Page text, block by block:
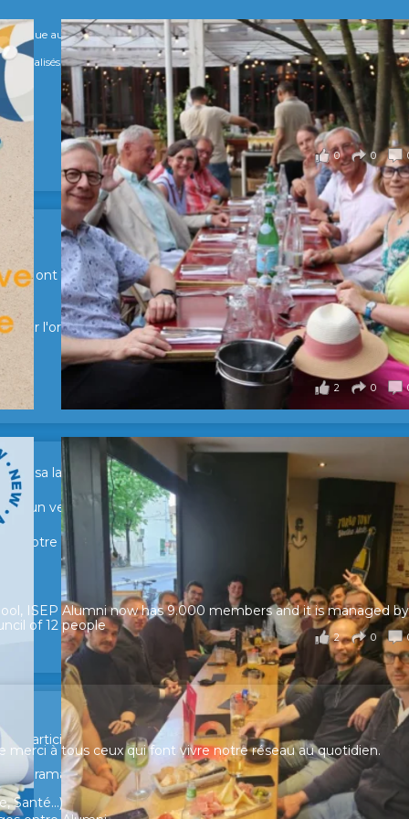
au service de l'humain !
Spécialisés, qui allient excellence technologique et valeurs humaines, au cœur
0 0
ont partagé un moment convivial de retrouvailles et
pour l'organisation !
2 0
sa lancée ! 🚀🚀
d’un verre pour échanger, partager leurs expériences et
notre réseau.
2 0
participer et faire entendre votre voix !
complet de la situation socio-professionnelle des
ISEP Alumni now has 9.000 members and it is managed
of 12 people
à tous ceux qui font vivre notre réseau au quotidien.
Santé...)